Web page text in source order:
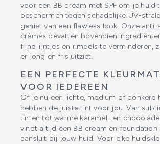
voor een BB cream met SPF om je huid
beschermen tegen schadelijke UV-
geniet van een flawless look. Onze anti-
crèmes bevatten bovendien
fijne lijntjes en rimpels te verminderen,
er jong en fris uitziet.
EEN PERFECTE
VOOR IEDEREEN
Of je nu een lichte, medium of donkere
hebben de juiste tint voor jou. Van
tinten tot warme karamel- en
vindt altijd een BB cream en foundation
aansluit bij jouw huid. Voor elke